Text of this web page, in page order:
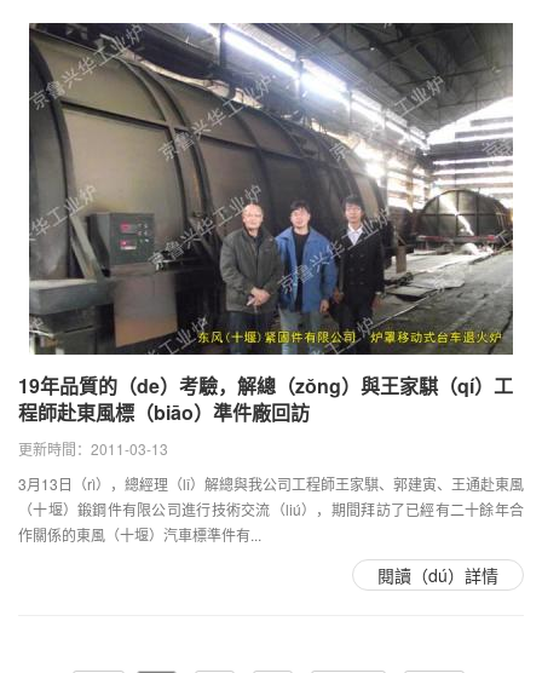
19年品質的（de）考驗，解總（zǒng）與王家騏（qí）工
程師赴東風標（biāo）準件廠回訪
更新時間：2011-03-13
3月13日（rì），總經理（lǐ）解總與我公司工程師王家騏、郭建寅、王通赴東風
（十堰）鍛鋼件有限公司進行技術交流（liú），期間拜訪了已經有二十餘年合
作關係的東風（十堰）汽車標準件有...
閱讀（dú）詳情